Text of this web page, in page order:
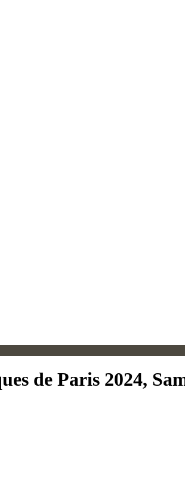
de Paris 2024,